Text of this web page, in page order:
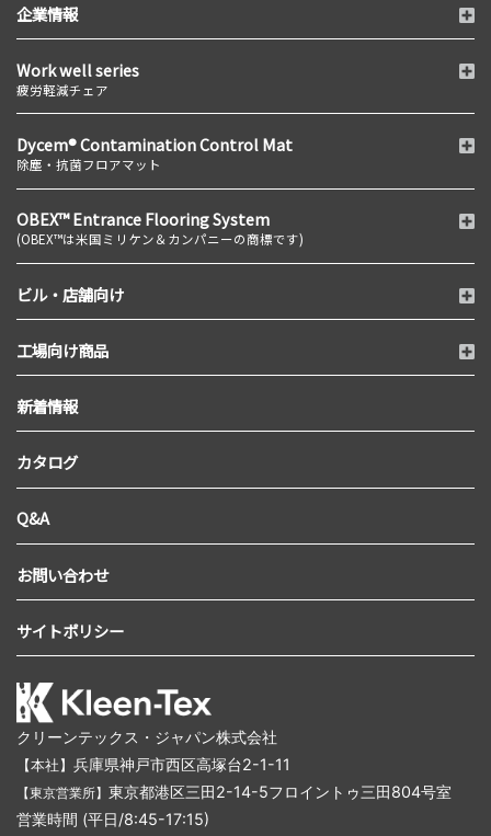
企業情報
Work well series
疲労軽減チェア
Dycem® Contamination Control Mat
除塵・抗菌フロアマット
OBEX™ Entrance Flooring System
(OBEX™は米国ミリケン＆カンパニーの商標です)
ビル・店舗向け
工場向け商品
新着情報
カタログ
Q&A
お問い合わせ
サイトポリシー
クリーンテックス・ジャパン株式会社
【本社】 兵庫県神戸市西区高塚台2-1-11
【東京営業所】 東京都港区三田2-14-5フロイントゥ三田804号室
営業時間 (平日/8:45-17:15)